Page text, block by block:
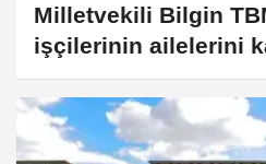
Milletvekili Bilgin
işçilerinin ailelerini